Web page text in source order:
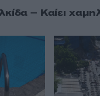
– Καίει